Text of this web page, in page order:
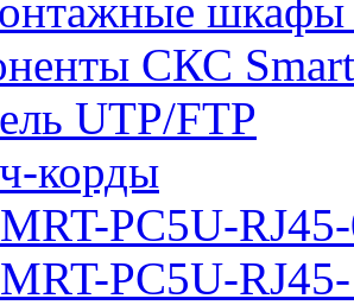
шкафы
СКС
UTP/FTP
корды
PC5U-
PC5U-